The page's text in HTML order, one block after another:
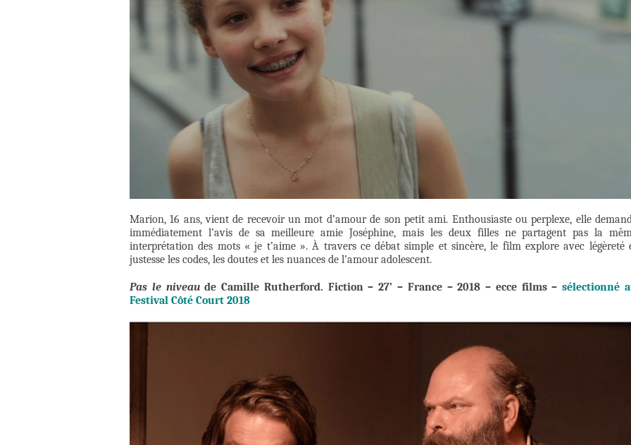
Marion, 16 ans, vient de recevoir un mot d’amour de son petit ami. Enthousiaste ou perplexe, elle
immédiatement l’avis de sa meilleure amie Joséphine, mais les deux filles ne partagent pas la
interprétation des mots « je t’aime ». À travers ce débat simple et sincère, le film explore avec légèreté
justesse les codes, les doutes et les nuances de l’amour adolescent.
Pas le niveaude Camille Rutherford. Fiction – 27’ – France – 2018 – ecce films – sélectionné
Festival Côté Court 2018